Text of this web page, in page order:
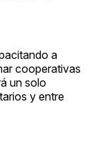
a
cooperativas
un solo
y entre